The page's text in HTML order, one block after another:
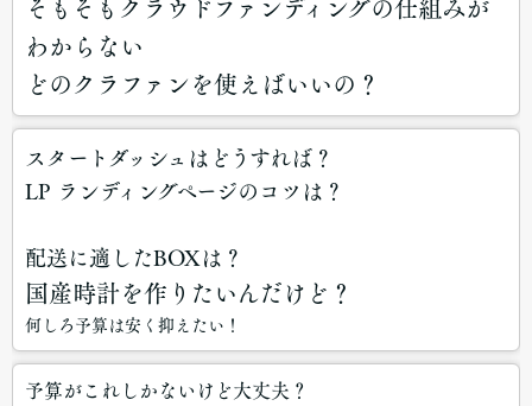
そもそもクラウドファンディングの仕組みが
わからない
どのクラファンを使えばいいの？
スタートダッシュはどうすれば？
LP ランディングページのコツは？
配送に適したBOXは？
国産時計を作りたいんだけど？
何しろ予算は安く抑えたい！
予算がこれしかないけど大丈夫？